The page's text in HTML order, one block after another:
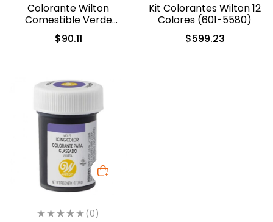
Colorante Wilton
Comestible Verde
Hoja/Leaf Green 28.3gr.
(04-0-0047)
$90.11
Kit Colorantes Wilton 12
Colores (601-5580)
$599.23
(0)